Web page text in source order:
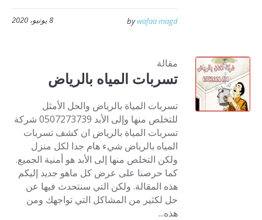
8 يونيو، 2020 bywafaa magd
مقالة
تسربات المياه بالرياض
تسربات المياة بالرياض والحل الأمثل
للتخلص منها وإلى الأبد 0507273739 شركة
تسربات المياة بالرياض ان كشف تسربات
المياه بالرياض شيء هام جدا لكل منزل
ولكن التخلص منها إلى الأبد هو أمنية الجميع.
كما حرصنا على عرض كل ماهو جديد إليكم
هذه المقالة. ولكن التي سنتحدث فيها عن
حل لكثير من المشاكل التي تواجهك ومن
هذه...